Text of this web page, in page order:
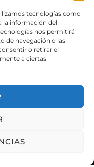
tecnologías como
la información del
nos permitirá
de navegación o las
o retirar el
a ciertas
Reservados